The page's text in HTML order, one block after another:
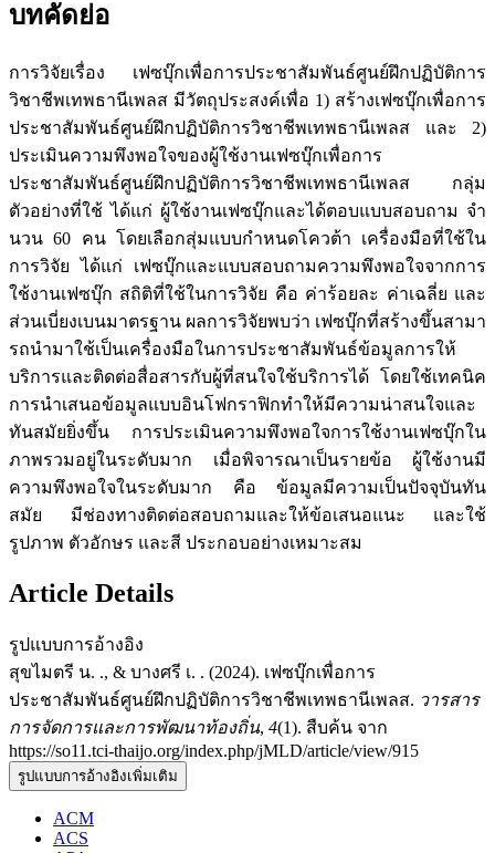
บทคัดย่อ
การวิจัยเรื่อง เฟซบุ๊กเพื่อการประชาสัมพันธ์ศูนย์ฝึกปฏิบัติการ
วิชาชีพเทพธานีเพลส มีวัตถุประสงค์เพื่อ 1) สร้างเฟซบุ๊กเพื่อการ
ประชาสัมพันธ์ศูนย์ฝึกปฏิบัติการวิชาชีพเทพธานีเพลส และ 2)
ประเมินความพึงพอใจของผู้ใช้งานเฟซบุ๊กเพื่อการ
ประชาสัมพันธ์ศูนย์ฝึกปฏิบัติการวิชาชีพเทพธานีเพลส กลุ่ม
ตัวอย่างที่ใช้ ได้แก่ ผู้ใช้งานเฟซบุ๊กและได้ตอบแบบสอบถาม จํา
นวน 60 คน โดยเลือกสุ่มแบบกําหนดโควต้า เครื่องมือที่ใช้ใน
การวิจัย ได้แก่ เฟซบุ๊กและแบบสอบถามความพึงพอใจจากการ
ใช้งานเฟซบุ๊ก สถิติที่ใช้ในการวิจัย คือ ค่าร้อยละ ค่าเฉลี่ย และ
ส่วนเบี่ยงเบนมาตรฐาน ผลการวิจัยพบว่า เฟซบุ๊กที่สร้างขึ้นสามา
รถนํามาใช้เป็นเครื่องมือในการประชาสัมพันธ์ข้อมูลการให้
บริการและติดต่อสื่อสารกับผู้ที่สนใจใช้บริการได้ โดยใช้เทคนิค
การนําเสนอข้อมูลแบบอินโฟกราฟิกทําให้มีความน่าสนใจและ
ทันสมัยยิ่งขึ้น การประเมินความพึงพอใจการใช้งานเฟซบุ๊กใน
ภาพรวมอยู่ในระดับมาก เมื่อพิจารณาเป็นรายข้อ ผู้ใช้งานมี
ความพึงพอใจในระดับมาก คือ ข้อมูลมีความเป็นปัจจุบันทัน
สมัย มีช่องทางติดต่อสอบถามและให้ข้อเสนอแนะ และใช้
รูปภาพ ตัวอักษร และสี ประกอบอย่างเหมาะสม
Article Details
รูปแบบการอ้างอิง
สุขไมตรี น. ., & บางศรี เ. . (2024). เฟซบุ๊กเพื่อการ
ประชาสัมพันธ์ศูนย์ฝึกปฏิบัติการวิชาชีพเทพธานีเพลส. วารสาร
การจัดการและการพัฒนาท้องถิ่น, 4(1). สืบค้น จาก
https://so11.tci-thaijo.org/index.php/jMLD/article/view/915
รูปแบบการอ้างอิงเพิ่มเติม
ACM
ACS